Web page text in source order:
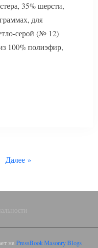
35% шерсти,
для
серой (№ 12)
100% полиэфир,
Далее
на PressBook Masonry Blogs